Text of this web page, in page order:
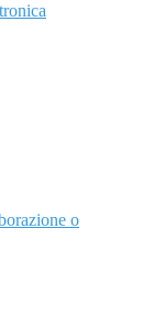
o